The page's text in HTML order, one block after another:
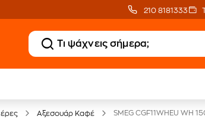
210 8181333
Αξεσουάρ Καφέ SMEG CGF11WHEU WH